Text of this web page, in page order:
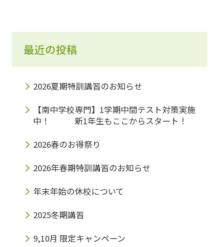
最近の投稿
2026夏期特訓講習のお知らせ
【南中学校専門】1学期中間テスト対策実施
中！ 新1年生もここからスタート！
2026春のお得祭り
2026年春期特訓講習のお知らせ
年末年始の休校について
2025冬期講習
9,10月 限定キャンペーン